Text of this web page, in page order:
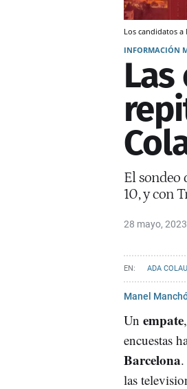
Los candidatos a
INFORMACIÓN
El sondeo
10, y con
28 mayo, 2023
ADA COLAU
Manel
Un empate
encuestas
Barcelona
las